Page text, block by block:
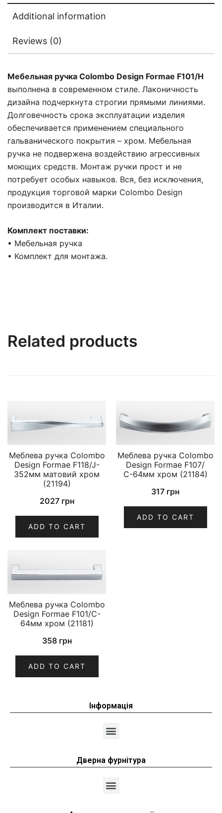
Additional information
Reviews (0)
Мебельная ручка Colombo Design Formae F101/Н
выполнена в современном стиле. Лаконичность
дизайна подчеркнута строгии прямыми линиями.
Долговечность срока эксплуатации изделия
обеспечивается применением специального
гальванического покрытия – хром. Мебельная
ручка не подвержена воздействию агрессивных
моющих средств. Монтаж ручки прост и не
потребует особых навыков. Вся, без исключения,
продукция торговой марки Colombo Design
производится в Италии.
Комплект поставки:
• Мебельная ручка
• Комплект для монтажа.
Related products
Меблева ручка Colombo
Design Formae F118/J-
352мм матовий хром
(21194)
2027 грн
ADD TO CART
Меблева ручка Colombo
Design Formae F107/
С-64мм хром (21184)
317 грн
ADD TO CART
Меблева ручка Colombo
Design Formae F101/C-
64мм хром (21181)
358 грн
ADD TO CART
Інформація
Дверна фурнітура